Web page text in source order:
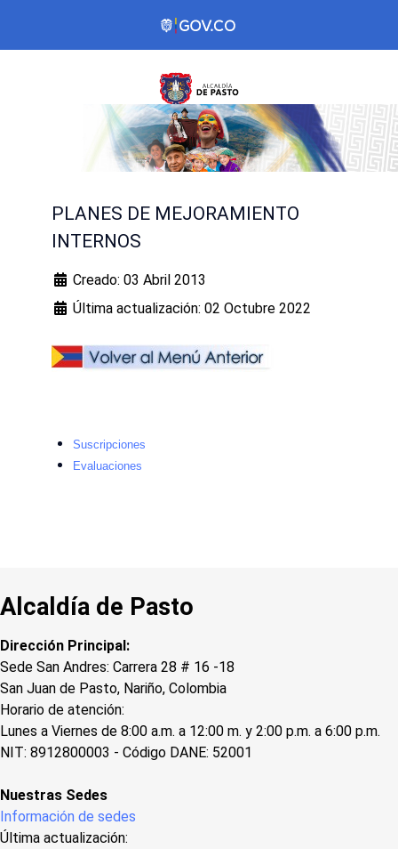
PLANES DE MEJORAMIENTO
INTERNOS
Creado: 03 Abril 2013
Última actualización: 02 Octubre 2022
Suscripciones
Evaluaciones
Alcaldía de Pasto
Dirección Principal:
Sede San Andres: Carrera 28 # 16 -18
San Juan de Pasto, Nariño, Colombia
Horario de atención:
Lunes a Viernes de 8:00 a.m. a 12:00 m. y 2:00 p.m. a 6:00 p.m.
NIT: 8912800003 - Código DANE: 52001
Nuestras Sedes
Información de sedes
Última actualización: